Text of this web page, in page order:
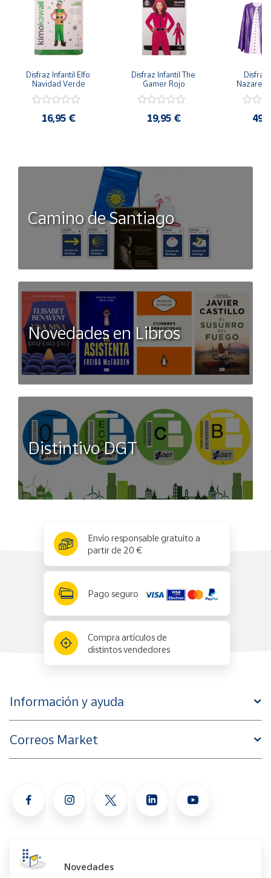
Disfraz Infantil Elfo
Navidad Verde
16,95 €
Disfraz Infantil The
Gamer Rojo
19,95 €
Disfraz
Camino de Santiago
Novedades en Libros
Distintivo DGT
Envío responsable gratuito a
partir de 20 €
Pago seguro
Compra artículos de
distintos vendedores
Información y ayuda
Correos Market
Novedades